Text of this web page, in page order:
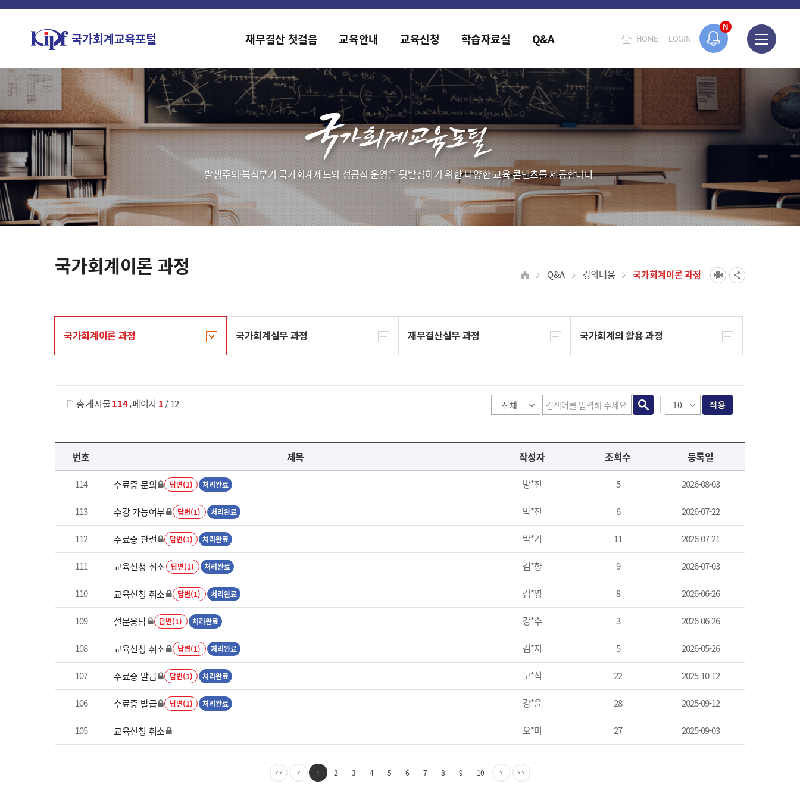
N
홈페이지가 새롭게 개편되었습니다.
HOME LOGIN
재무결산 첫걸음 교육안내 교육신청 학습자료실 Q&A
발생주의·복식부기 국가회계제도의 성공적 운영을 뒷받침하기 위한 다양한 교육 콘텐츠를 제공합니다.
국가회계이론 과정 Q&A 강의내용 국가회계이론 과정
국가회계이론 과정 국가회계실무 과정 재무결산실무 과정 국가회계의 활용 과정
총 게시물114,페이지 1/ 12 적용
국가회계이론 과정 목록 으로 번호, 제목, 작성자, 조회수, 등록 일로 나열 되고 있습니다.
번호 제목 작성자 조회수 등록일
114 수료증 문의 답변(1) 처리완료 방*진 5 2026-08-03
113 수강 가능여부 답변(1) 처리완료 박*진 6 2026-07-22
112 수료증 관련 답변(1) 처리완료 박*기 11 2026-07-21
111 교육신청 취소 답변(1) 처리완료 김*향 9 2026-07-03
110 교육신청 취소 답변(1) 처리완료 김*영 8 2026-06-26
109 설문응답 답변(1) 처리완료 강*수 3 2026-06-26
108 교육신청 취소 답변(1) 처리완료 김*지 5 2026-05-26
107 수료증 발급 답변(1) 처리완료 고*식 22 2025-10-12
106 수료증 발급 답변(1) 처리완료 강*윤 28 2025-09-12
105 교육신청 취소 오*미 27 2025-09-03
<< < 1 2 3 4 5 6 7 8 9 10 > >>